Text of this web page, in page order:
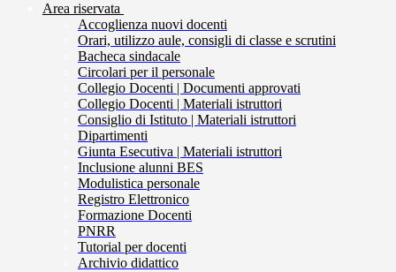
Area riservata
Accoglienza nuovi docenti
Orari, utilizzo aule, consigli di classe e scrutini
Bacheca sindacale
Circolari per il personale
Collegio Docenti | Documenti approvati
Collegio Docenti | Materiali istruttori
Consiglio di Istituto | Materiali istruttori
Dipartimenti
Giunta Esecutiva | Materiali istruttori
Inclusione alunni BES
Modulistica personale
Registro Elettronico
Formazione Docenti
PNRR
Tutorial per docenti
Archivio didattico